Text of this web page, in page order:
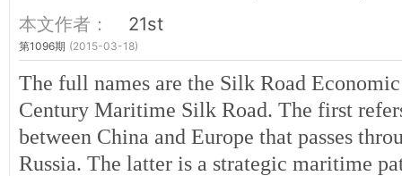
本文作者： 21st
第1096期 (2015-03-18)
The full names are the Silk Road
Century Maritime Silk Road. The first
between China and Europe that passes
Russia. The latter is a strategic maritime